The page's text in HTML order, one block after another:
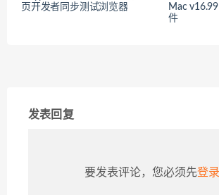
页开发者同步测试浏览器
Mac
件
发表回复
要发表评论，您必须先登录